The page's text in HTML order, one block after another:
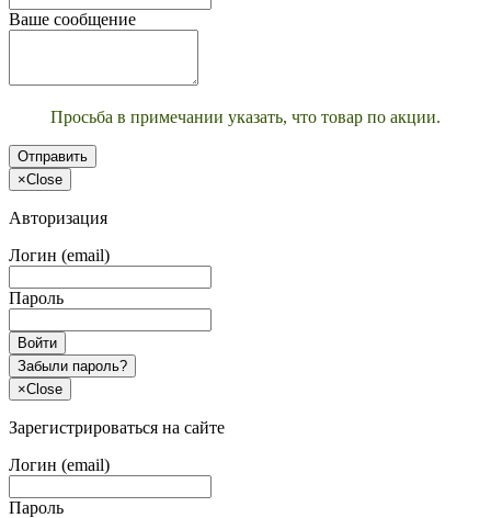
Ваше сообщение
Просьба в примечании указать, что товар по акции.
Отправить
×Close
Авторизация
Логин (email)
Пароль
Войти
Забыли пароль?
×Close
Зарегистрироваться на сайте
Логин (email)
Пароль